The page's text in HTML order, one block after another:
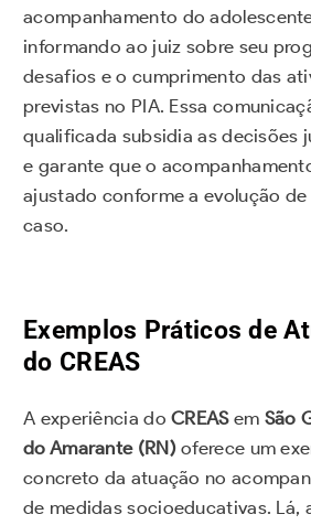
acompanhamento do
informando ao juiz sobre seu
desafios e o cumprimento das
previstas no PIA. Essa
qualificada subsidia as decisões
e garante que o
ajustado conforme a evolução de
caso.
Exemplos Práticos de
do CREAS
A experiência doCREASem São
do Amarante (RN)oferece um
concreto da atuação no
de medidas socioeducativas. Lá,